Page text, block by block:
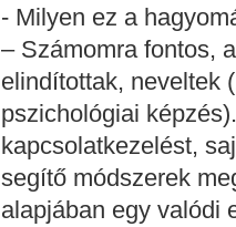
- Milyen ez a
– Számomra fontos,
elindítottak, neveltek
pszichológiai
kapcsolatkezelést,
segítő módszerek
alapjában egy valódi